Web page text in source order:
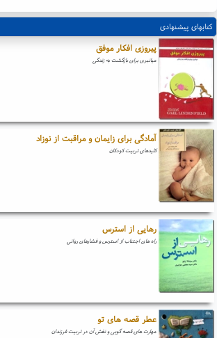
کتابهای پیشنهادی
پیروزی افکار موفق
میانبری برای بازگشت به زندگی
آمادگی برای زایمان و مراقبت از نوزاد
کلیدهای تربیت کودکان
رهایی از استرس
راه های اجتناب از استرس و فشارهای روانی
عطر قصه های تو
مهارت های قصه گویی و نقش آن در تربیت فرزندان